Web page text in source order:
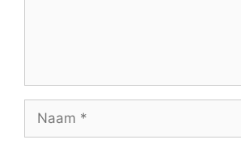
Naam